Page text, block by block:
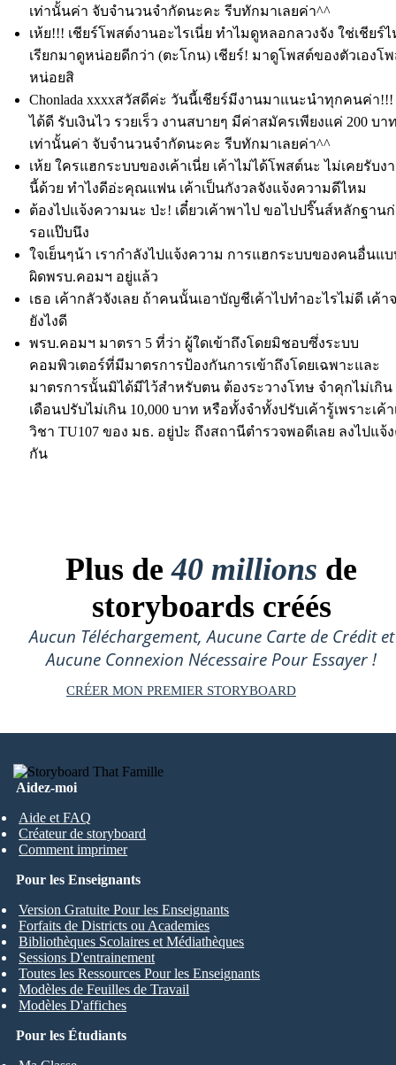
เท่านั้นค่า จับจำนวนจำกัดนะคะ รีบทักมาเลยค่า^^
เห้ย!!! เชียร์โพสต์งานอะไรเนี่ย ทำไมดูหลอกลวงจัง ใช่เชียร์ไ
เรียกมาดูหน่อยดีกว่า (ตะโกน) เชียร์! มาดูโพสต์ของตัวเองโ
หน่อยสิ
Chonlada xxxxสวัสดีค่ะ วันนี้เชียร์มีงานมาแนะนำทุกคนค่า!!!
ได้ดี รับเงินไว รวยเร็ว งานสบายๆ มีค่าสมัครเพียงแค่ 200 บา
เท่านั้นค่า จับจำนวนจำกัดนะคะ รีบทักมาเลยค่า^^
เห้ย ใครแฮกระบบของเค้าเนี่ย เค้าไม่ได้โพสต์นะ ไม่เคยรับง
นี้ด้วย ทำไงดีอ่ะคุณแฟน เค้าเป็นกังวลจังแจ้งความดีไหม
ต้องไปแจ้งความนะ ป่ะ! เดี๋ยวเค้าพาไป ขอไปปริ๊นส์หลักฐาน
รอแป๊บนึง
ใจเย็นๆน้า เรากำลังไปแจ้งความ การแฮกระบบของคนอื่นแ
ผิดพรบ.คอมฯ อยู่แล้ว
เธอ เค้ากลัวจังเลย ถ้าคนนั้นเอาบัญชีเค้าไปทำอะไรไม่ดี เค้า
ยังไงดี
พรบ.คอมฯ มาตรา 5 ที่ว่า ผู้ใดเข้าถึงโดยมิชอบซึ่งระบบ
คอมพิวเตอร์ที่มีมาตรการป้องกันการเข้าถึงโดยเฉพาะและ
มาตรการนั้นมิได้มีไว้สำหรับตน ต้องระวางโทษ จำคุกไม่เกิน
เดือนปรับไม่เกิน 10,000 บาท หรือทั้งจำทั้งปรับเค้ารู้เพราะเค้า
วิชา TU107 ของ มธ. อยู่ป่ะ ถึงสถานีตำรวจพอดีเลย ลงไปแจ้
กัน
Plus de40 millions de
storyboards créés
Aucun Téléchargement, Aucune Carte de Crédit et
Aucune Connexion Nécessaire Pour Essayer !
CRÉER MON PREMIER STORYBOARD
Aidez-moi
Aide et FAQ
Créateur de storyboard
Comment imprimer
Pour les Étudiants
Pour les Enseignants
Version Gratuite Pour les Enseignants
Forfaits de Districts ou Academies
Bibliothèques Scolaires et Médiathèques
Sessions D'entrainement
Toutes les Ressources Pour les Enseignants
Modèles de Feuilles de Travail
Modèles D'affiches